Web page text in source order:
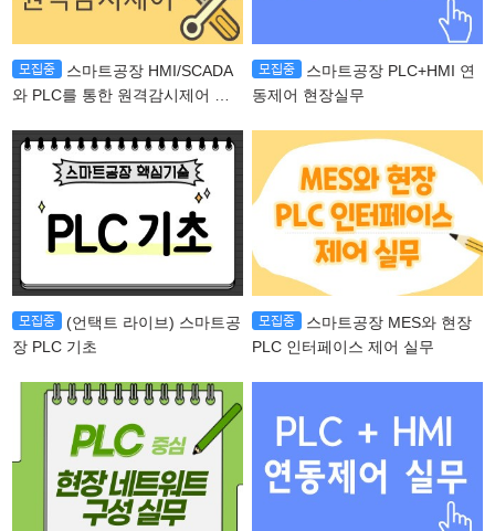
스마트공장 HMI/SCADA
와 PLC를 통한 원격감시제어 현
스마트공장 PLC+HMI 연
동제어 현장실무
(언택트 라이브) 스마트공
장 PLC 기초
스마트공장 MES와 현장
PLC 인터페이스 제어 실무